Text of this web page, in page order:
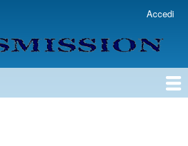
contenuto
principale
Accedi